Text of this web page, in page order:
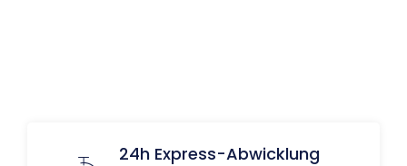
24h Express-Abwicklung